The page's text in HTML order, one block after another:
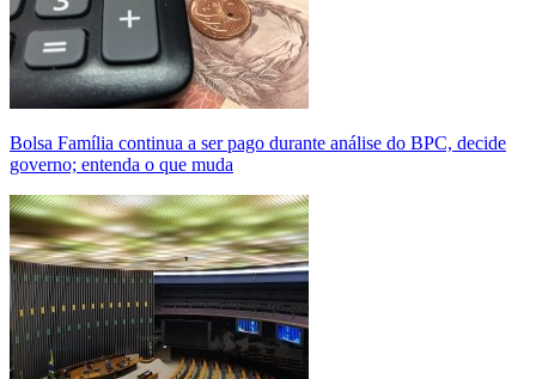
Bolsa Família continua a ser pago durante análise do BPC, decide
governo; entenda o que muda